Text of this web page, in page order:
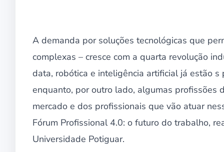
A demanda por soluções tecnológicas que
complexas – cresce com a quarta revolução
data, robótica e inteligência artificial já estão
enquanto, por outro lado, algumas profissões
mercado e dos profissionais que vão atuar
Fórum Profissional 4.0: o futuro do trabalho,
Universidade Potiguar.